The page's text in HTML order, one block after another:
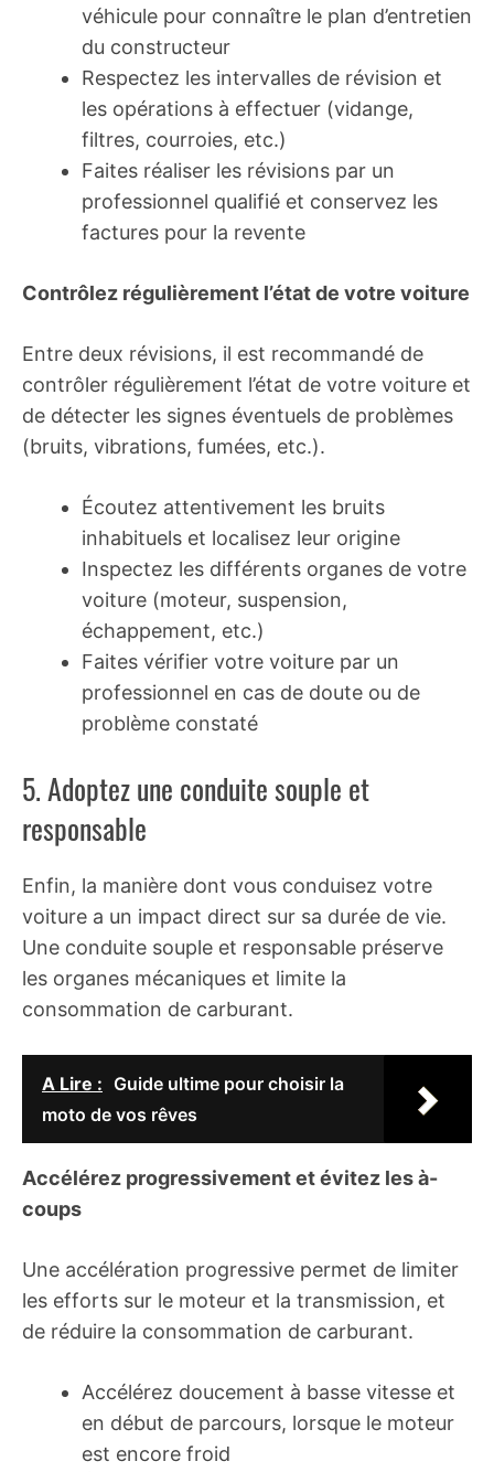
véhicule pour connaître le plan d’entretien
du constructeur
Respectez les intervalles de révision et
les opérations à effectuer (vidange,
filtres, courroies, etc.)
Faites réaliser les révisions par un
professionnel qualifié et conservez les
factures pour la revente
Contrôlez régulièrement l’état de votre voiture
Entre deux révisions, il est recommandé de
contrôler régulièrement l’état de votre voiture et
de détecter les signes éventuels de problèmes
(bruits, vibrations, fumées, etc.).
Écoutez attentivement les bruits
inhabituels et localisez leur origine
Inspectez les différents organes de votre
voiture (moteur, suspension,
échappement, etc.)
Faites vérifier votre voiture par un
professionnel en cas de doute ou de
problème constaté
5. Adoptez une conduite souple et
responsable
Enfin, la manière dont vous conduisez votre
voiture a un impact direct sur sa durée de vie.
Une conduite souple et responsable préserve
les organes mécaniques et limite la
consommation de carburant.
A Lire : Guide ultime pour choisir la
moto de vos rêves
Accélérez progressivement et évitez les à-
coups
Une accélération progressive permet de limiter
les efforts sur le moteur et la transmission, et
de réduire la consommation de carburant.
Accélérez doucement à basse vitesse et
en début de parcours, lorsque le moteur
est encore froid